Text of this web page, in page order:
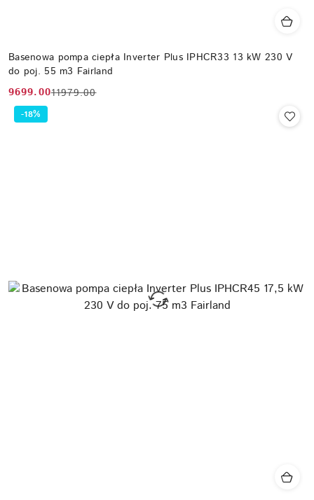
Basenowa pompa ciepła Inverter Plus IPHCR33 13 kW 230 V
do poj. 55 m3 Fairland
Cena
promocyjna:
9699.00
Cena
przed
11979.00
-18%